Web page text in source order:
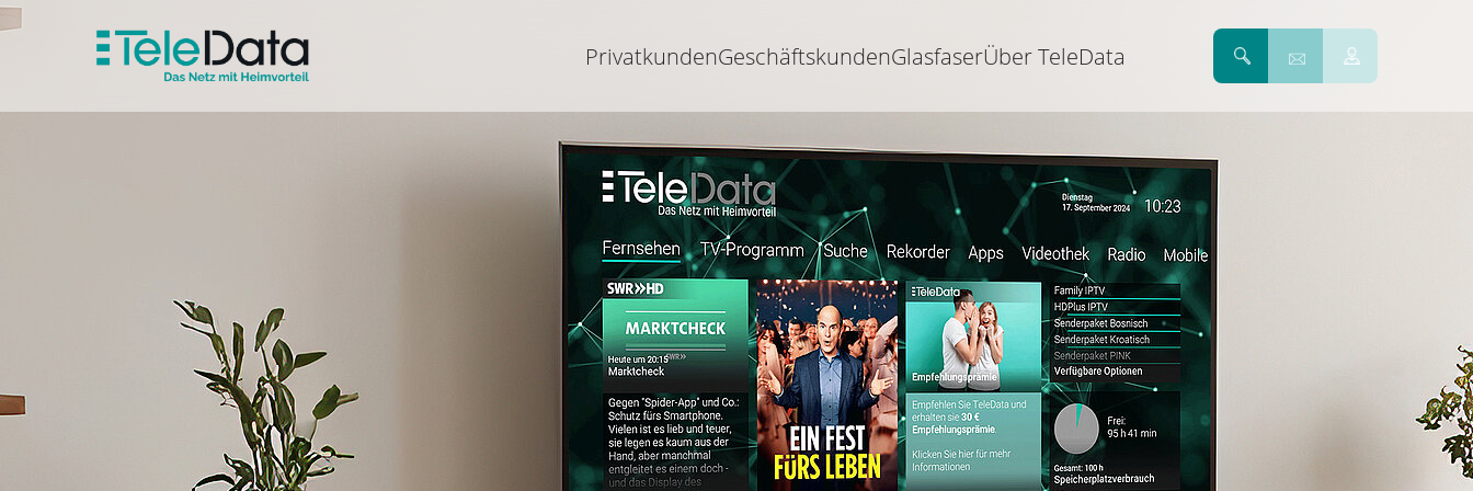
PrivatkundenGeschäftskundenGlasfaserÜber TeleData